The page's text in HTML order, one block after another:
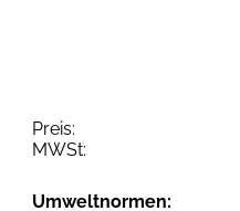
Preis:
MWSt:
Umweltnormen: